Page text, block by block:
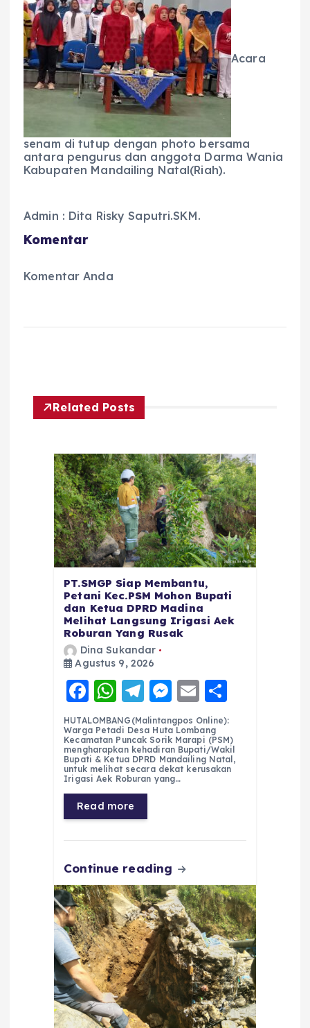
Acara
senam di tutup dengan photo bersama
antara pengurus dan anggota Darma Wania
Kabupaten Mandailing Natal(Riah).
Admin : Dita Risky Saputri.SKM.
Komentar
Komentar Anda
Related Posts
PT.SMGP Siap Membantu,
Petani Kec.PSM Mohon Bupati
dan Ketua DPRD Madina
Melihat Langsung Irigasi Aek
Roburan Yang Rusak
Dina Sukandar
Agustus 9, 2026
F
a
c
e
b
o
o
k
W
h
a
ts
A
p
p
T
el
e
g
r
a
m
M
e
ss
e
n
E
m
ai
l
h
a
re
HUTALOMBANG(Malintangpos Online):
Warga Petadi Desa Huta Lombang
Kecamatan Puncak Sorik Marapi (PSM)
mengharapkan kehadiran Bupati/Wakil
Bupati & Ketua DPRD Mandailing Natal,
untuk melihat secara dekat kerusakan
Irigasi Aek Roburan yang…
Read more
Continue reading